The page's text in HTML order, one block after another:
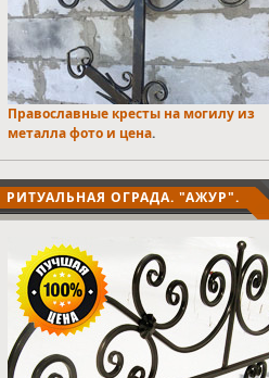
Православные кресты на могилу из
металла фото и цена.
РИТУАЛЬНАЯ ОГРАДА. "АЖУР".